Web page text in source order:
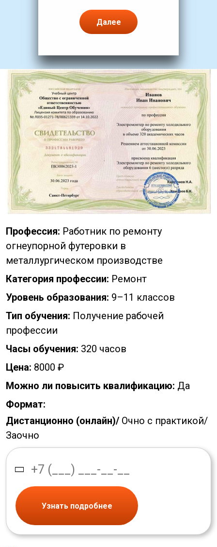
Далее
Профессия: Работник по ремонту
огнеупорной футеровки в
металлургическом производстве
Категория профессии: Ремонт
Уровень образования: 9–11 классов
Тип обучения: Получение рабочей
профессии
Часы обучения: 320 часов
Цена: 8000 ₽
Можно ли повысить квалификацию: Да
Формат:
Дистанционно (онлайн)/ Очно с практикой/
Заочно
Узнать подробнее